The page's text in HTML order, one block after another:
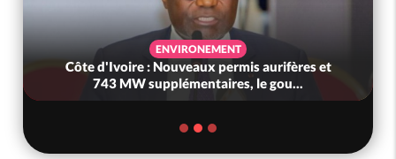
ENVIRONEMENT
Côte d'Ivoire : Nouveaux permis aurifères et
743 MW supplémentaires, le gou...